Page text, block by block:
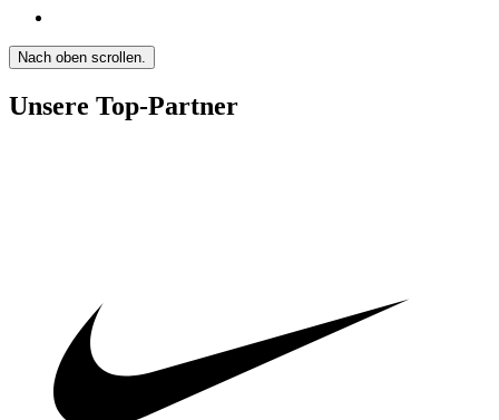
Nach oben scrollen.
Unsere Top-Partner